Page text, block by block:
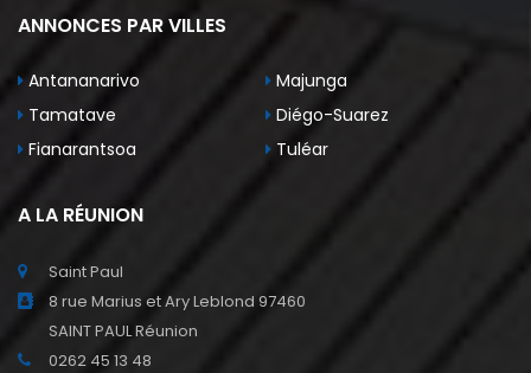
ANNONCES PAR VILLES
Antananarivo
Majunga
Tamatave
Diégo-Suarez
Fianarantsoa
Tuléar
A LA RÉUNION
Saint Paul
8 rue Marius et Ary Leblond 97460
SAINT PAUL Réunion
0262 45 13 48